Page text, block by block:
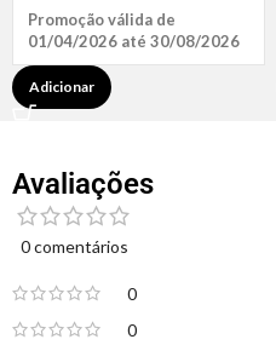
Promoção válida de
01/04/2026 até 30/08/2026
Adicionar
Avaliações
0 comentários
0
0